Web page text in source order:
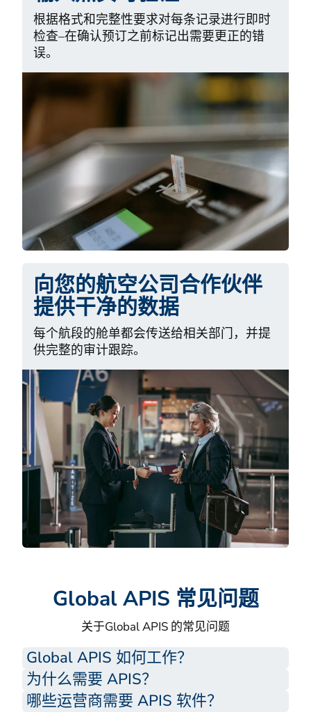
根据格式和完整性要求对每条记录进行即时
检查–在确认预订之前标记出需要更正的错
误。
向您的航空公司合作伙伴
提供干净的数据
每个航段的舱单都会传送给相关部门，并提
供完整的审计跟踪。
Global APIS 常见问题
关于Global APIS 的常见问题
Global APIS 如何工作？
为什么需要 APIS？
哪些运营商需要 APIS 软件？